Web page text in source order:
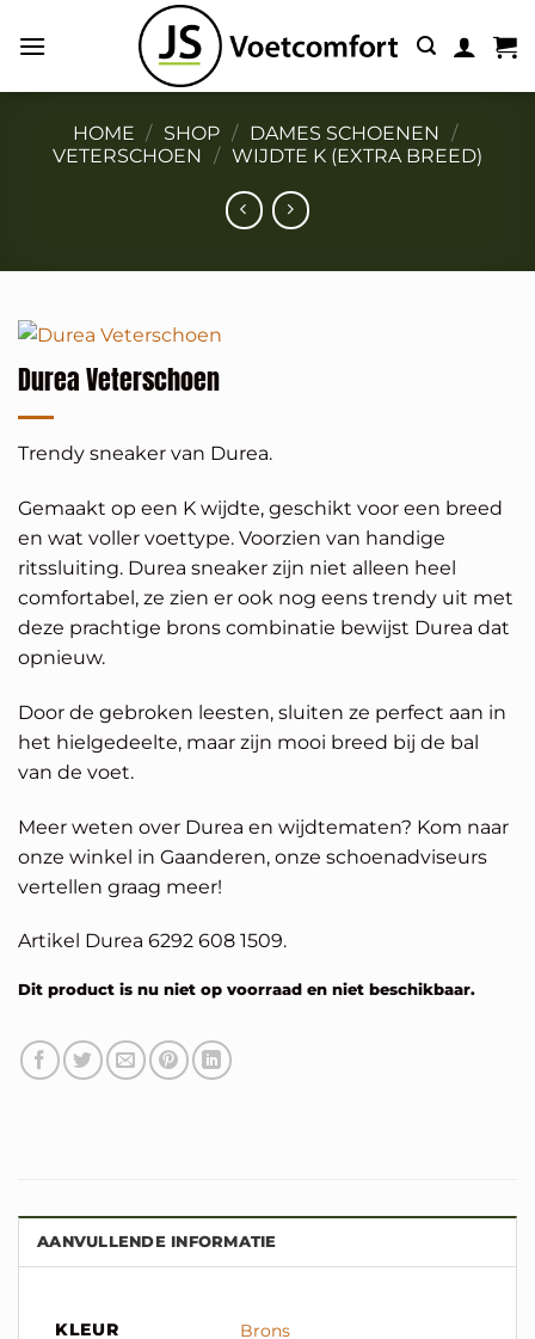
naar
HOME / SHOP / DAMES SCHOENEN /
VETERSCHOEN / WIJDTE K (EXTRA BREED)
Durea Veterschoen
Trendy sneaker van Durea.
Gemaakt op een K wijdte, geschikt voor een breed
en wat voller voettype. Voorzien van handige
ritssluiting. Durea sneaker zijn niet alleen heel
comfortabel, ze zien er ook nog eens trendy uit met
deze prachtige brons combinatie bewijst Durea dat
opnieuw.
Door de gebroken leesten, sluiten ze perfect aan in
het hielgedeelte, maar zijn mooi breed bij de bal
van de voet.
Meer weten over Durea en wijdtematen? Kom naar
onze winkel in Gaanderen, onze schoenadviseurs
vertellen graag meer!
Artikel Durea 6292 608 1509.
Dit product is nu niet op voorraad en niet beschikbaar.
Alternative:
AANVULLENDE INFORMATIE
KLEUR Brons